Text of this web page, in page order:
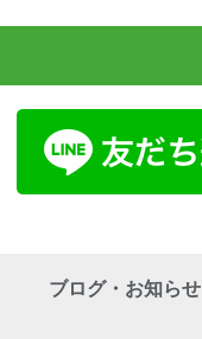
ブログ・お知らせ